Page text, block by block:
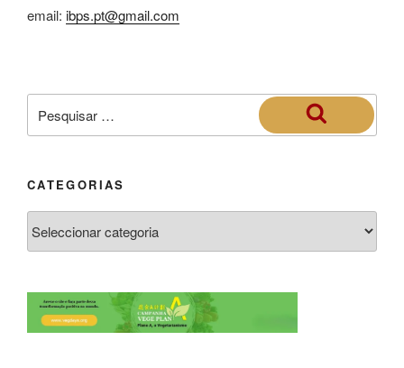
email: ibps.pt@gmail.com
CATEGORIAS